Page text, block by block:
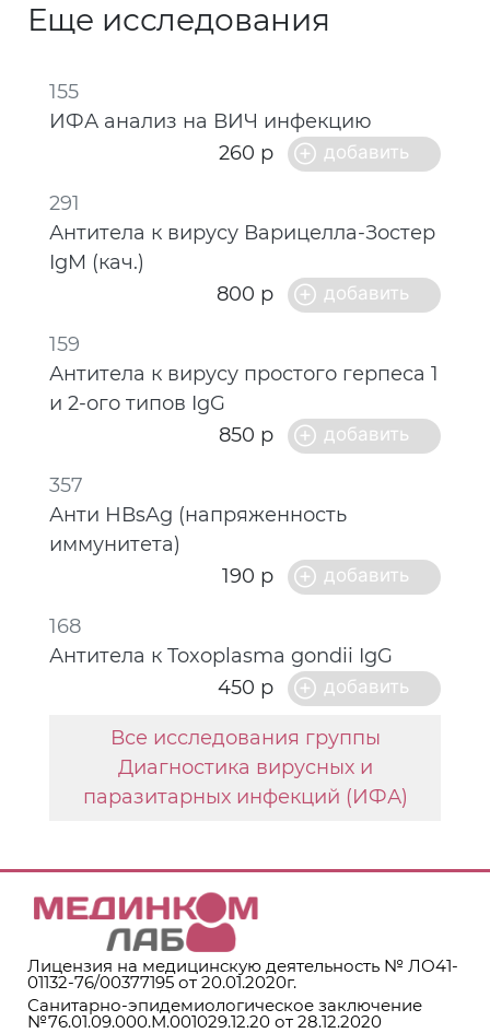
Еще исследования
155
ИФА анализ на ВИЧ инфекцию
260 р
291
Антитела к вирусу Варицелла-Зостер
IgM (кач.)
800 р
159
Антитела к вирусу простого герпеса 1
и 2-ого типов IgG
850 р
357
Анти НВsAg (напряженность
иммунитета)
190 р
168
Антитела к Toxoplasma gondii IgG
450 р
Все исследования группы
Диагностика вирусных и
паразитарных инфекций (ИФА)
Лицензия на медицинскую деятельность № ЛО41-
01132-76/00377195 от 20.01.2020г.
Санитарно-эпидемиологическое заключение
№76.01.09.000.М.001029.12.20 от 28.12.2020